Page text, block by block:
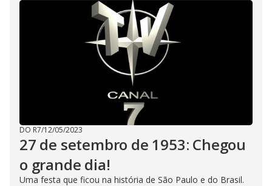
DO R7/12/05/2023
27 de setembro de 1953: Chegou
o grande dia!
Uma festa que ficou na história de São Paulo e do Brasil.